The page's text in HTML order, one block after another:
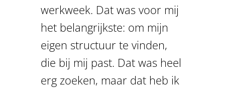
werkweek. Dat was voor mij
het belangrijkste: om mijn
eigen structuur te vinden,
die bij mij past. Dat was heel
erg zoeken, maar dat heb ik